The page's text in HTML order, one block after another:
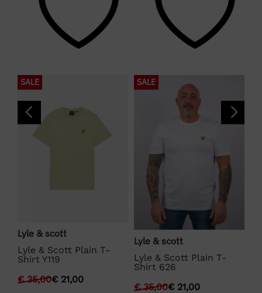
SALE
Lyle & scott
Lyle & Scott Plain T-
Shirt Y119
€35,00€ 21,00
SALE
Lyle & scott
Lyle & Scott Plain T-
Shirt 626
€35,00€ 21,00